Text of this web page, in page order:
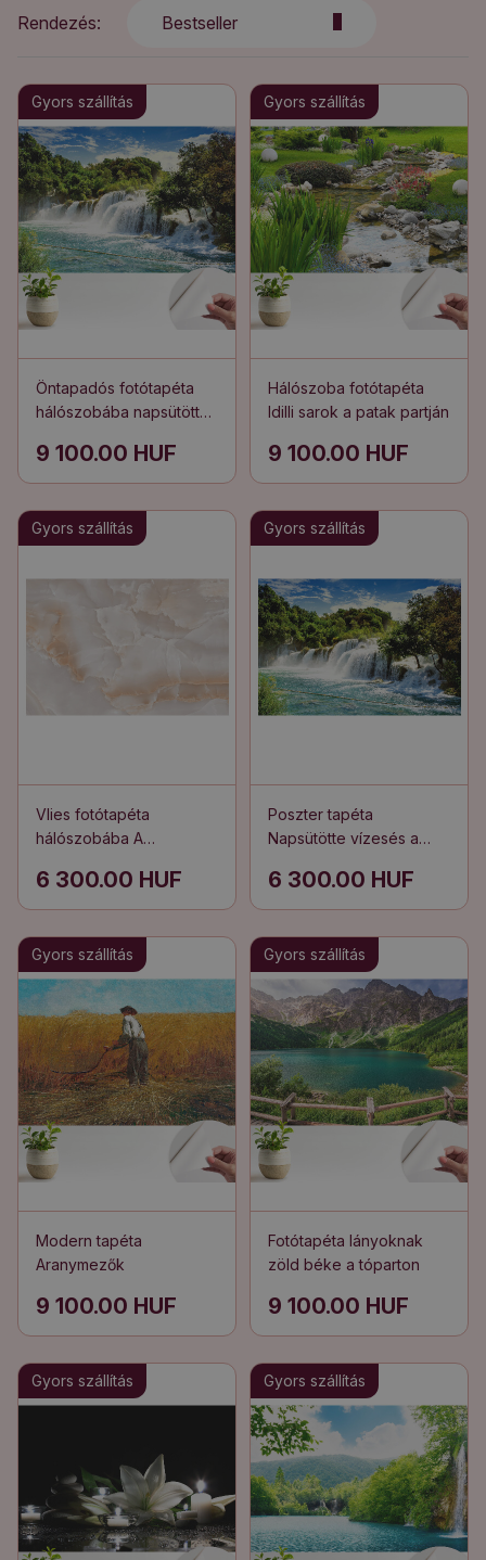
Rendezés:
Bestseller
Gyors szállítás
Öntapadós fotótapéta
hálószobába napsütötte
9 100.00 HUF
Gyors szállítás
Hálószoba fotótapéta
Idilli sarok a patak partján
9 100.00 HUF
Gyors szállítás
Vlies fotótapéta
hálószobába A
árnyalatai
6 300.00 HUF
Gyors szállítás
Poszter tapéta
Napsütötte vízesés a
6 300.00 HUF
Gyors szállítás
Modern tapéta
Aranymezők
9 100.00 HUF
Gyors szállítás
Fotótapéta lányoknak
zöld béke a tóparton
9 100.00 HUF
Gyors szállítás Gyors szállítás